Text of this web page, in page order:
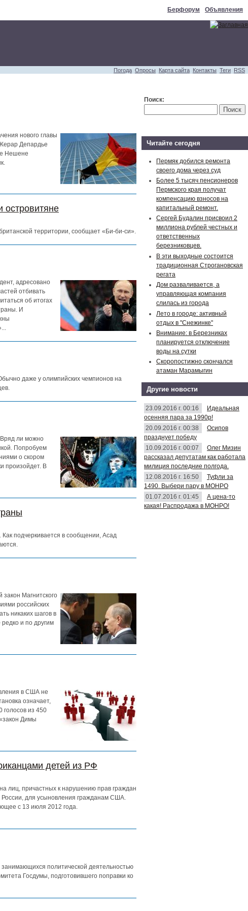
Берфорум Объявления
Погода Опросы Карта сайта Контакты Теги RSS
нового главы
Депардье
Нешене
островитяне
территории, сообщает «Би-би-си».
адресовано
отбивать
об итогах
И
даже у олимпийских чемпионов на
Вряд ли можно
Попробуем
о скором
произойдет. В
подчеркивается в сообщении, Асад
Магнитского
российских
никаких шагов в
и по другим
в США не
означает,
голосов из 450
Димы
детей из РФ
лиц, причастных к нарушению прав граждан
для усыновления гражданам США.
с 13 июля 2012 года.
политической деятельностью
Госдумы, подготовившего поправки ко
Поиск:
Читайте сегодня
Пермяк добился ремонта
своего дома через суд
Более 5 тысяч пенсионеров
Пермского края получат
компенсацию взносов на
капитальный ремонт.
Сергей Будалин присвоил 2
миллиона рублей честных и
ответственных
березниковцев.
В эти выходные состоится
традиционная Строгановская
регата
Дом разваливается, а
управляющая компания
слилась из города
Лето в городе: активный
отдых в "Снежинке"
Внимание: в Березниках
планируется отключение
воды на сутки
Скоропостижно скончался
атаман Марамыгин
Другие новости
23.09.2016 г. 00:16
Идеальная
осенняя пара за 1990р!
20.09.2016 г. 00:38
Осипов
празднует победу
10.09.2016 г. 00:07
Олег Мизин
рассказал депутатам как работала
милиция последние полгода.
12.08.2016 г. 16:50
Туфли за
1490. Выбери пару в МОНРО
01.07.2016 г. 01:45
А цена-то
какая! Распродажа в МОНРО!